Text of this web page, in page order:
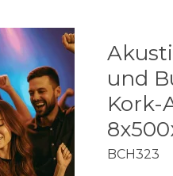
und
Kork-
BCH323